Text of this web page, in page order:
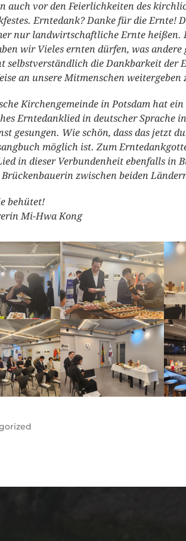
auch vor den Feierlichkeiten des
Erntedank? Danke für die Ernte!
nur landwirtschaftliche Ernte heißen.
wir Vieles ernten dürfen, was andere
selbstverständlich die Dankbarkeit der
an unsere Mitmenschen weitergeben
Kirchengemeinde in Potsdam hat
Erntedanklied in deutscher Sprache
gesungen. Wie schön, dass das jetzt
möglich ist. Zum
in dieser Verbundenheit ebenfalls in
zwischen beiden
behütet!
Mi-Hwa Kong